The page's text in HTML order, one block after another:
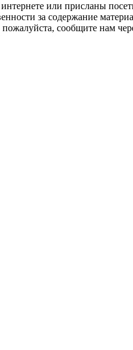
или присланы
за содержание
сообщите нам